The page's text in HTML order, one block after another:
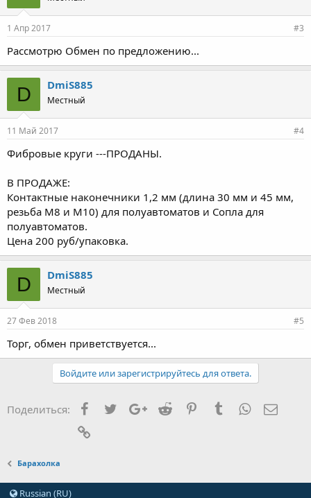
1 Апр 2017 #3
Рассмотрю Обмен по предложению...
D DmiS885
Местный
11 Май 2017 #4
Фибровые круги ---ПРОДАНЫ.
В ПРОДАЖЕ:
Контактные наконечники 1,2 мм (длина 30 мм и 45 мм,
резьба М8 и М10) для полуавтоматов и Сопла для
полуавтоматов.
Цена 200 руб/упаковка.
D DmiS885
Местный
27 Фев 2018 #5
Торг, обмен приветствуется...
Войдите или зарегистрируйтесь для ответа.
Поделиться: FacebookTwitterGoogle+
Reddit PinterestTumblrWhatsApp
Барахолка
Russian (RU)